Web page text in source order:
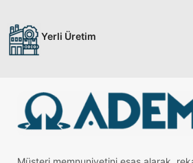
Yerli Üretim